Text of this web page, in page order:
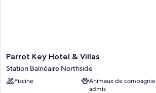
Parrot
Key
Hotel
&
Parrot Key Hotel & Villas
Station Balnéaire Northside
Piscine
Animaux de compagnie
admis